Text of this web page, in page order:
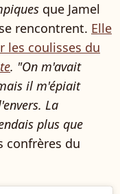
que Jamel
rencontrent. Elle
les coulisses du
. "On m'avait
il m'épiait
La
plus que
confrères du